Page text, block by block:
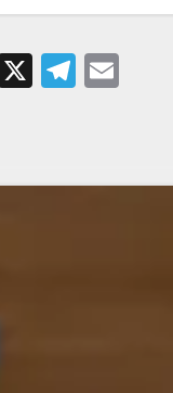
26 MAI 2026
X